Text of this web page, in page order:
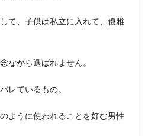
て、子供は私立に入れて、優雅
ながら選ばれません。
レているもの。
ように使われることを好む男性